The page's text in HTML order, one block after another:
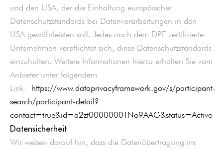
und den USA, der die Einhaltung europäischer
Datenschutzstandards bei Datenverarbeitungen in den
USA gewährleisten soll. Jedes nach dem DPF zertifizierte
Unternehmen verpflichtet sich, diese Datenschutzstandards
einzuhalten. Weitere Informationen hierzu erhalten Sie vom
Anbieter unter folgendem
Link: https://www.dataprivacyframework.gov/s/participant-
search/participant-detail?
contact=true&id=a2zt0000000TNo9AAG&status=Active
Datensicherheit
Wir weisen darauf hin, dass die Datenübertragung im